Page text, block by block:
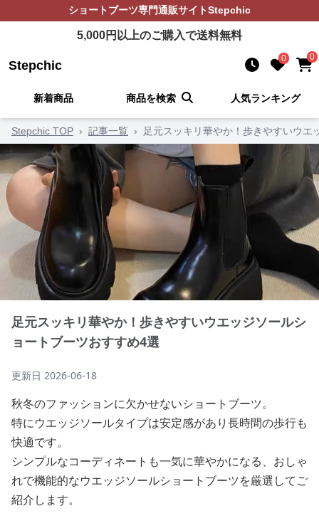
ショートブーツ専門通販サイトStepchic
5,000円以上のご購入で送料無料
Stepchic 0 0
新着商品 商品を検索 人気ランキング
Stepchic TOP › 記事一覧 › 足元スッキリ華やか！歩きやすいウ
足元スッキリ華やか！歩きやすいウエッジソールシ
ョートブーツおすすめ4選
更新日 2026-06-18
秋冬のファッションに欠かせないショートブーツ。
特にウエッジソールタイプは安定感があり長時間の歩行も
快適です。
シンプルなコーディネートも一気に華やかになる、おしゃ
れで機能的なウエッジソールショートブーツを厳選してご
紹介します。